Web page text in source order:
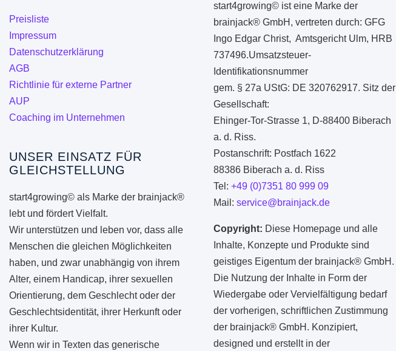
gewählt
auf
der
Produktseite
Preisliste
Impressum
Datenschutzerklärung
AGB
Richtlinie für externe Partner
AUP
Coaching im Unternehmen
UNSER EINSATZ FÜR
GLEICHSTELLUNG
start4growing© als Marke der brainjack®
lebt und fördert Vielfalt.
Wir unterstützen und leben vor, dass alle
Menschen die gleichen Möglichkeiten
haben, und zwar unabhängig von ihrem
Alter, einem Handicap, ihrer sexuellen
Orientierung, dem Geschlecht oder der
Geschlechtsidentität, ihrer Herkunft oder
ihrer Kultur.
Wenn wir in Texten das generische
start4growing© ist eine Marke der
brainjack® GmbH, vertreten durch: GFG
Ingo Edgar Christ, Amtsgericht Ulm, HRB
737496.Umsatzsteuer-
Identifikationsnummer
gem. § 27a UStG: DE 320762917. Sitz der
Gesellschaft:
Ehinger-Tor-Strasse 1, D-88400 Biberach
a. d. Riss.
Postanschrift: Postfach 1622
88386 Biberach a. d. Riss
Tel:+49 (0)7351 80 999 09
Mail:service@brainjack.de
Copyright: Diese Homepage und alle
Inhalte, Konzepte und Produkte sind
geistiges Eigentum der brainjack® GmbH.
Die Nutzung der Inhalte in Form der
Wiedergabe oder Vervielfältigung bedarf
der vorherigen, schriftlichen Zustimmung
der brainjack® GmbH. Konzipiert,
designed und erstellt in der